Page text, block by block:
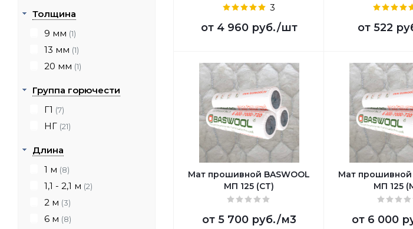
3
от 4 960 руб./шт от 522
Мат прошивной BASWOOL
МП 125 (СТ)
от 5 700 руб./м3
Мат прошивной
МП 125
от 6 000
Толщина
9 мм (1)
13 мм (1)
20 мм (1)
Группа горючести
Г1 (7)
НГ (21)
Длина
1 м (8)
1,1 - 2,1 м (2)
2 м (3)
6 м (8)